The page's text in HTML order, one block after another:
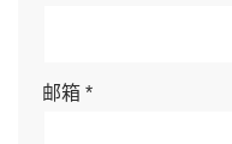
邮箱 *